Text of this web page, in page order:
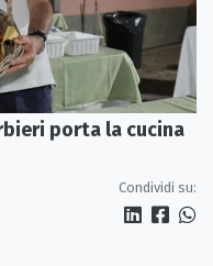
porta la cucina
Condividi su: